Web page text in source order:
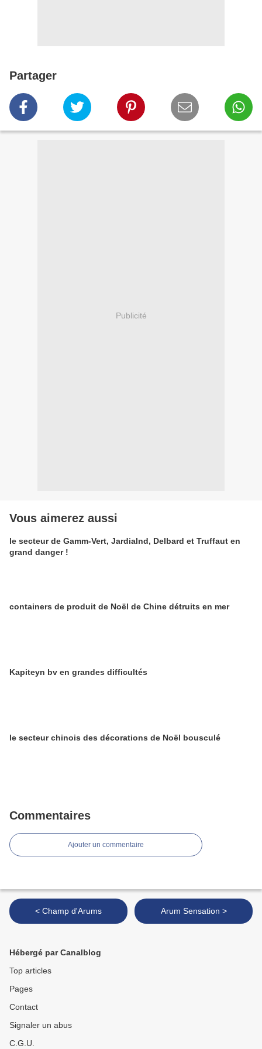
Partager
Publicité
Vous aimerez aussi
le secteur de Gamm-Vert, Jardialnd, Delbard et Truffaut en
grand danger !
containers de produit de Noël de Chine détruits en mer
Kapiteyn bv en grandes difficultés
le secteur chinois des décorations de Noël bousculé
Commentaires
Ajouter un commentaire
< Champ d'Arums Arum Sensation >
Hébergé par Canalblog
Top articles
Pages
Contact
Signaler un abus
C.G.U.